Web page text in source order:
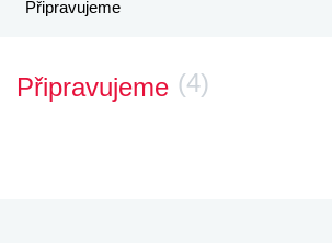
Připravujeme
Připravujeme (4)